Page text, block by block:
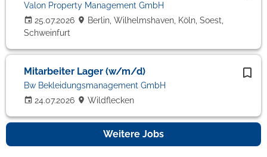
25.07.2026
Valon Property Management GmbH
Berlin, Wilhelmshaven, Köln, Soest,
Schweinfurt
Mitarbeiter Lager (w/m/d)
24.07.2026
Bw Bekleidungsmanagement GmbH
Wildflecken
Weitere Jobs